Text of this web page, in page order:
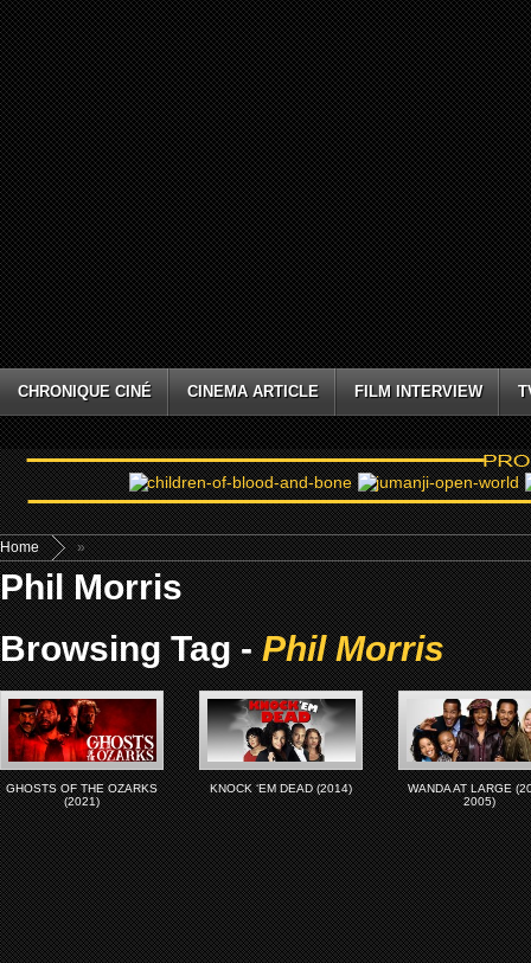
CHRONIQUE CINÉ CINEMA ARTICLE FILM INTERVIEW
Home »
Phil Morris
Browsing Tag -Phil Morris
GHOSTS OF THE OZARKS
(2021)
KNOCK ‘EM DEAD (2014)
WANDA AT LARGE
2005)